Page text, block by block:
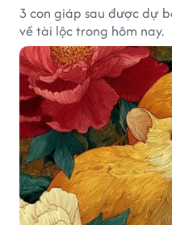
3 con giáp sau được dự
về tài lộc trong hôm nay.